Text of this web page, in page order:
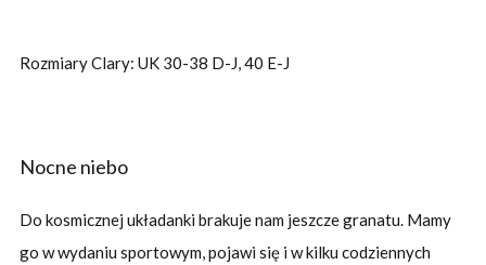
Rozmiary Clary: UK 30-38 D-J, 40 E-J
Nocne niebo
Do kosmicznej układanki brakuje nam jeszcze granatu. Mamy
go w wydaniu sportowym, pojawi się i w kilku codziennych